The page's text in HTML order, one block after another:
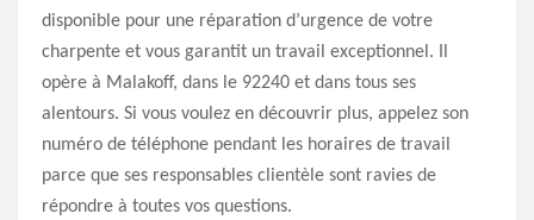
disponible pour une réparation d’urgence de votre
charpente et vous garantit un travail exceptionnel. Il
opère à Malakoff, dans le 92240 et dans tous ses
alentours. Si vous voulez en découvrir plus, appelez son
numéro de téléphone pendant les horaires de travail
parce que ses responsables clientèle sont ravies de
répondre à toutes vos questions.